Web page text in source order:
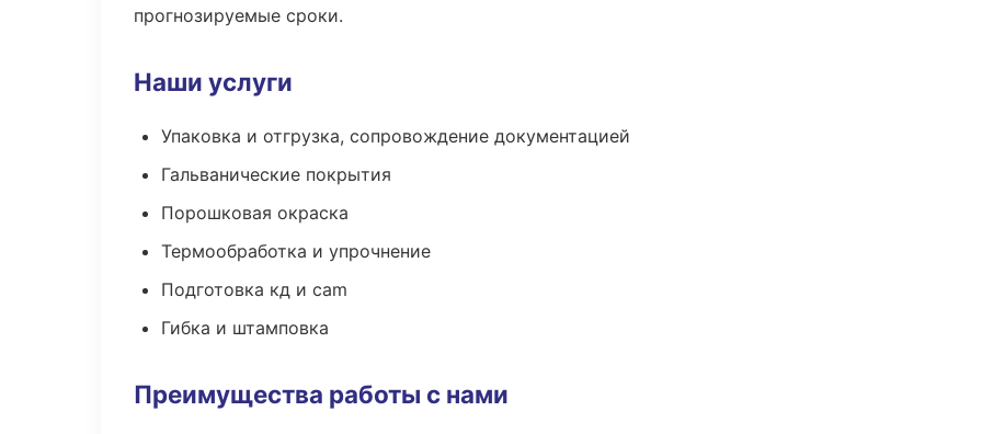
прогнозируемые сроки.
Наши услуги
Упаковка и отгрузка, сопровождение документацией
Гальванические покрытия
Порошковая окраска
Термообработка и упрочнение
Подготовка кд и cam
Гибка и штамповка
Преимущества работы с нами